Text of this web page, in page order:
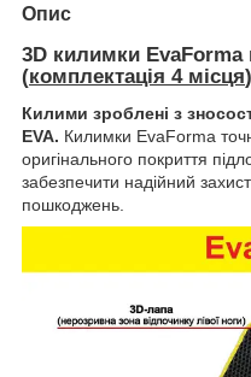
Опис
3D килимки EvaForma
(комплектація 4 місця
Килими зроблені з
EVA. Килимки EvaForma
оригінального покриття
забезпечити надійний
пошкоджень.